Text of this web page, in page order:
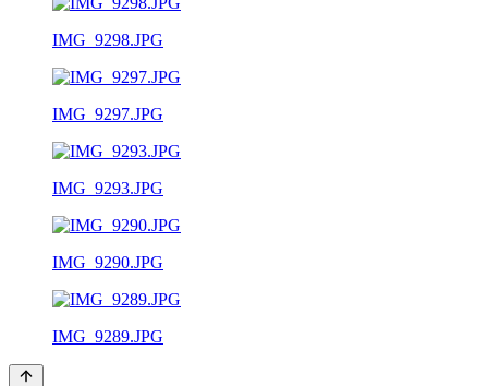
IMG_9298.JPG
IMG_9297.JPG
IMG_9293.JPG
IMG_9290.JPG
IMG_9289.JPG